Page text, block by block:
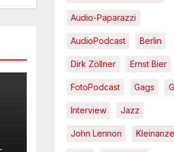
Audio-Paparazzi
AudioPodcast Berlin
Dirk Zöllner Ernst Bier
FotoPodcast Gags
Interview Jazz
John Lennon